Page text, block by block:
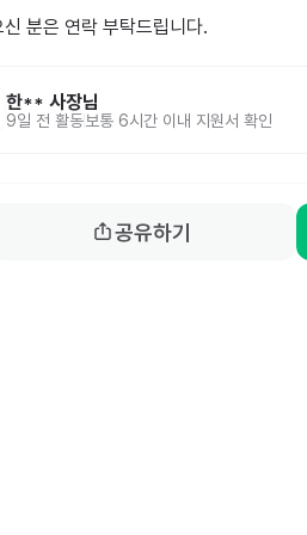
분은 연락 부탁드립니다.
한** 사장님
9일 전 활동보통 6시간 이내 지원서 확인
공유하기